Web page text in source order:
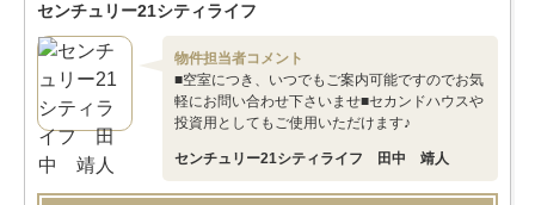
センチュリー21シティライフ
物件担当者コメント
■空室につき、いつでもご案内可能ですのでお気
軽にお問い合わせ下さいませ■セカンドハウスや
投資用としてもご使用いただけます♪
センチュリー21シティライフ 田中 靖人